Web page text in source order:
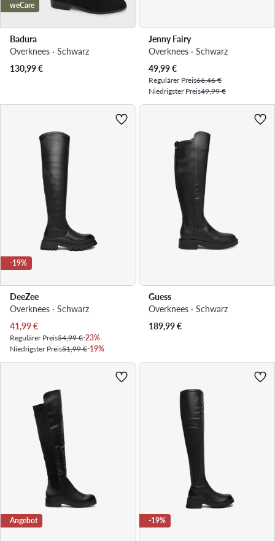
weCare
Badura
Overknees · Schwarz
130,99€
Jenny Fairy
Overknees · Schwarz
Aktueller Preis
49,99€
Regulärer Preis66,46 €
Niedrigster Preis49,99 €
-19%
DeeZee
Overknees · Schwarz
Aktueller Preis
41,99€
Regulärer Preis54,99 €-23%
Niedrigster Preis51,99 €-19%
Guess
Overknees · Schwarz
189,99€
Angebot -19%